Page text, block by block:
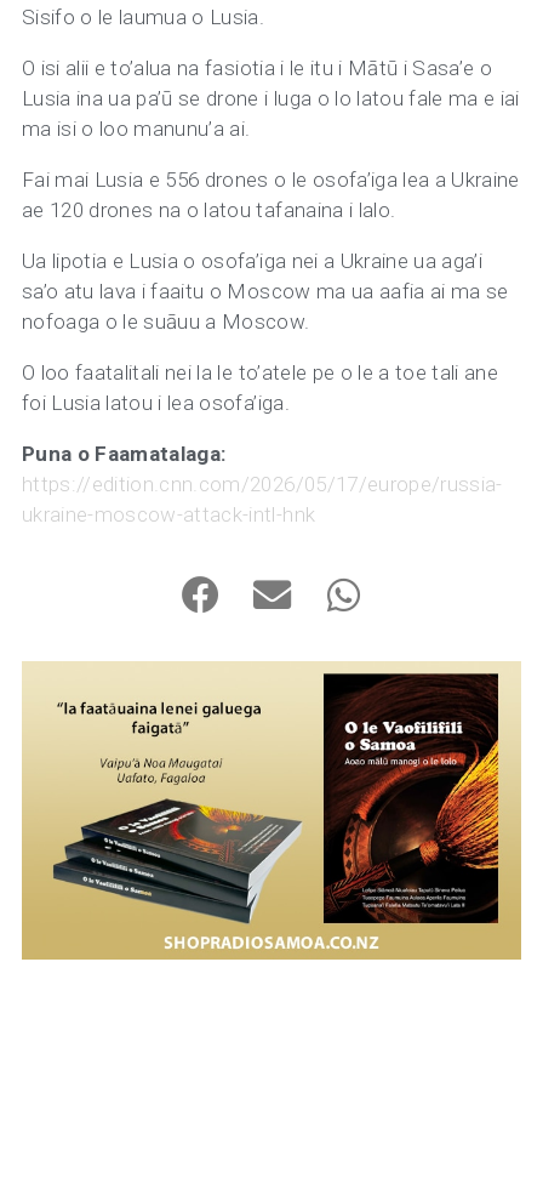
Sisifo o le laumua o Lusia.
O isi alii e to’alua na fasiotia i le itu i Mātū i Sasa’e o
Lusia ina ua pa’ū se drone i luga o lo latou fale ma e iai
ma isi o loo manunu’a ai.
Fai mai Lusia e 556 drones o le osofa’iga lea a Ukraine
ae 120 drones na o latou tafanaina i lalo.
Ua lipotia e Lusia o osofa’iga nei a Ukraine ua aga’i
sa’o atu lava i faaitu o Moscow ma ua aafia ai ma se
nofoaga o le suāuu a Moscow.
O loo faatalitali nei la le to’atele pe o le a toe tali ane
foi Lusia latou i lea osofa’iga.
Puna o Faamatalaga:
https://edition.cnn.com/2026/05/17/europe/russia-
ukraine-moscow-attack-intl-hnk